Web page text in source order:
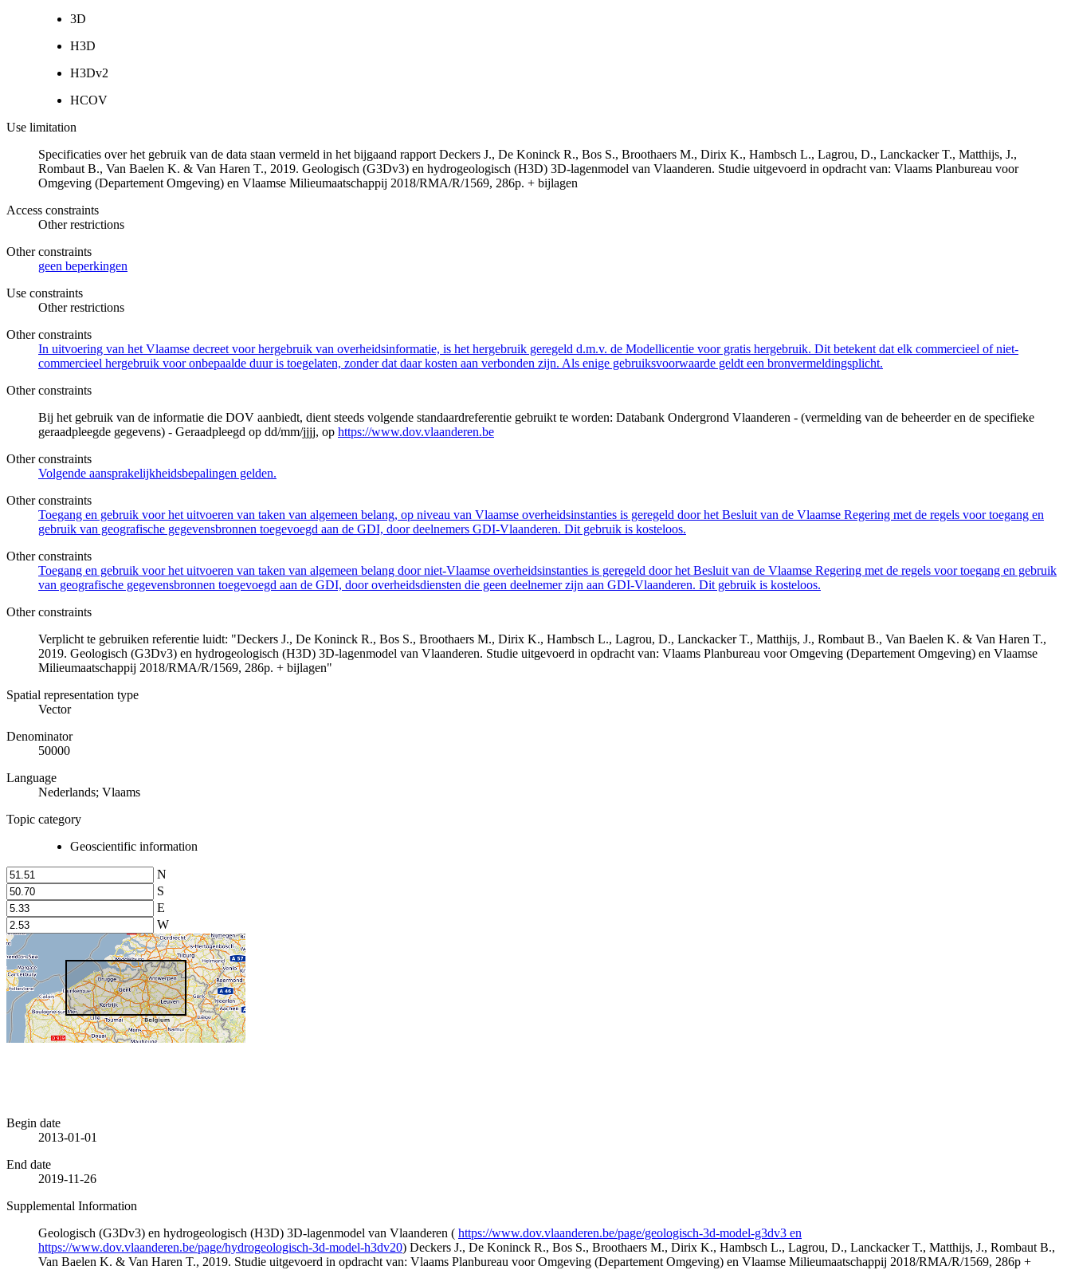
3D
H3D
H3Dv2
HCOV
Use limitation
Specificaties over het gebruik van de data staan vermeld in het bijgaand rapport Deckers J., De Koninck R., Bos S., Broothaers M., Dirix K., Hambsch L., Lagrou, D., Lanckacker T., Matthijs, J.,
Rombaut B., Van Baelen K. & Van Haren T., 2019. Geologisch (G3Dv3) en hydrogeologisch (H3D) 3D-lagenmodel van Vlaanderen. Studie uitgevoerd in opdracht van: Vlaams Planbureau voor
Omgeving (Departement Omgeving) en Vlaamse Milieumaatschappij 2018/RMA/R/1569, 286p. + bijlagen
Access constraints
Other restrictions
Other constraints
geen beperkingen
Use constraints
Other restrictions
Other constraints
In uitvoering van het Vlaamse decreet voor hergebruik van overheidsinformatie, is het hergebruik geregeld d.m.v. de Modellicentie voor gratis hergebruik. Dit betekent dat elk commercieel of niet-
commercieel hergebruik voor onbepaalde duur is toegelaten, zonder dat daar kosten aan verbonden zijn. Als enige gebruiksvoorwaarde geldt een bronvermeldingsplicht.
Other constraints
Bij het gebruik van de informatie die DOV aanbiedt, dient steeds volgende standaardreferentie gebruikt te worden: Databank Ondergrond Vlaanderen - (vermelding van de beheerder en de specifieke
geraadpleegde gegevens) - Geraadpleegd op dd/mm/jjjj, op https://www.dov.vlaanderen.be
Other constraints
Volgende aansprakelijkheidsbepalingen gelden.
Other constraints
Toegang en gebruik voor het uitvoeren van taken van algemeen belang, op niveau van Vlaamse overheidsinstanties is geregeld door het Besluit van de Vlaamse Regering met de regels voor toegang en
gebruik van geografische gegevensbronnen toegevoegd aan de GDI, door deelnemers GDI-Vlaanderen. Dit gebruik is kosteloos.
Other constraints
Toegang en gebruik voor het uitvoeren van taken van algemeen belang door niet-Vlaamse overheidsinstanties is geregeld door het Besluit van de Vlaamse Regering met de regels voor toegang en gebruik
van geografische gegevensbronnen toegevoegd aan de GDI, door overheidsdiensten die geen deelnemer zijn aan GDI-Vlaanderen. Dit gebruik is kosteloos.
Other constraints
Verplicht te gebruiken referentie luidt: "Deckers J., De Koninck R., Bos S., Broothaers M., Dirix K., Hambsch L., Lagrou, D., Lanckacker T., Matthijs, J., Rombaut B., Van Baelen K. & Van Haren T.,
2019. Geologisch (G3Dv3) en hydrogeologisch (H3D) 3D-lagenmodel van Vlaanderen. Studie uitgevoerd in opdracht van: Vlaams Planbureau voor Omgeving (Departement Omgeving) en Vlaamse
Milieumaatschappij 2018/RMA/R/1569, 286p. + bijlagen"
Spatial representation type
Vector
Denominator
50000
Language
Nederlands; Vlaams
Topic category
Geoscientific information
N
S
E
W
Begin date
2013-01-01
End date
2019-11-26
Supplemental Information
Geologisch (G3Dv3) en hydrogeologisch (H3D) 3D-lagenmodel van Vlaanderen ( https://www.dov.vlaanderen.be/page/geologisch-3d-model-g3dv3 en
https://www.dov.vlaanderen.be/page/hydrogeologisch-3d-model-h3dv20) Deckers J., De Koninck R., Bos S., Broothaers M., Dirix K., Hambsch L., Lagrou, D., Lanckacker T., Matthijs, J., Rombaut B.,
Van Baelen K. & Van Haren T., 2019. Studie uitgevoerd in opdracht van: Vlaams Planbureau voor Omgeving (Departement Omgeving) en Vlaamse Milieumaatschappij 2018/RMA/R/1569, 286p +